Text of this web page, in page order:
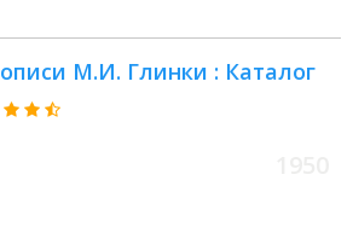
М.И. Глинки : Каталог